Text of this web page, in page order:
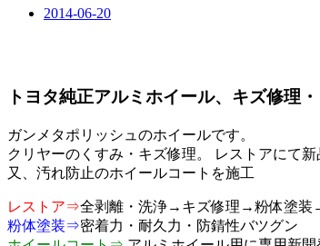
2014-06-20
トヨタ純正アルミホイール、キズ修理
ガンメタポリッシュのホイールです。
クリヤーのくすみ・キズ修理。 レストアにて新
又、汚れ防止のホイールコートを施工
レストア⇒全剥離・洗浄→キズ修理→粉体塗装
粉体塗装⇒密着力・耐久力・防錆性バツグン